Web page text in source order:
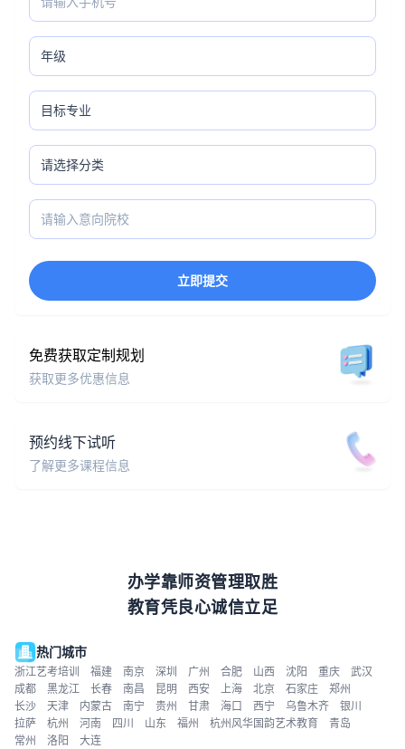
立即提交
免费获取定制规划
获取更多优惠信息
预约线下试听
了解更多课程信息
办学靠师资管理取胜
教育凭良心诚信立足
热门城市
浙江艺考培训 福建 南京 深圳 广州 合肥 山西 沈阳 重庆
武汉
成都
黑龙江 长春 南昌 昆明 西安 上海 北京 石家庄
郑州
长沙
天津 内蒙古 南宁 贵州 甘肃 海口 西宁 乌鲁木齐
银川
拉萨
杭州 河南 四川 山东 福州 杭州风华国韵艺术教育
青岛
常州
洛阳 大连